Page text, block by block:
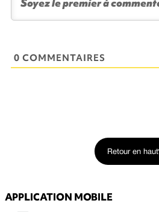
0 COMMENTAIRES
Retour en haut
APPLICATION MOBILE